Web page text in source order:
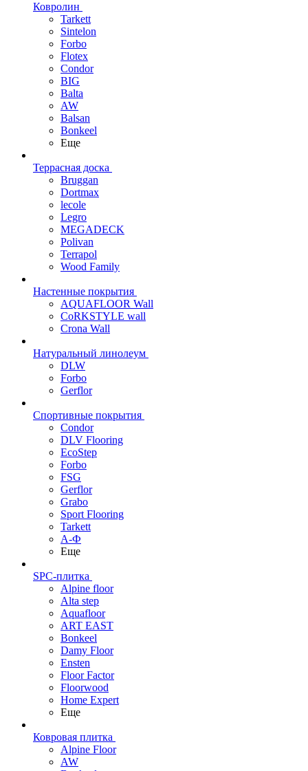
Ковролин
Tarkett
Sintelon
Forbo
Flotex
Condor
BIG
Balta
AW
Balsan
Bonkeel
Еще
Террасная доска
Bruggan
Dortmax
lecole
Legro
MEGADECK
Polivan
Terrapol
Wood Family
Настенные покрытия
AQUAFLOOR Wall
CoRKSTYLE wall
Crona Wall
Натуральный линолеум
DLW
Forbo
Gerflor
Спортивные покрытия
Condor
DLV Flooring
EcoStep
Forbo
FSG
Gerflor
Grabo
Sport Flooring
Tarkett
А-Ф
Еще
SPC-плитка
Alpine floor
Alta step
Aquafloor
ART EAST
Bonkeel
Damy Floor
Ensten
Floor Factor
Floorwood
Home Expert
Еще
Ковровая плитка
Alpine Floor
AW